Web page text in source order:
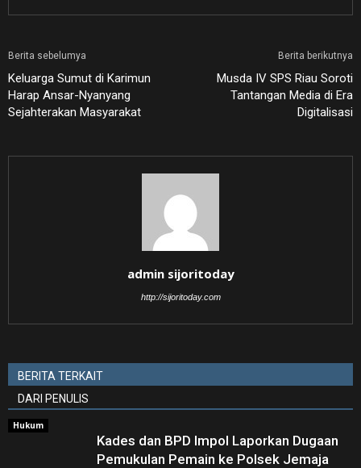
Berita sebelumya
Keluarga Sumut di Karimun
Harap Ansar-Nyanyang
Sejahterakan Masyarakat
Berita berikutnya
Musda IV SPS Riau Soroti
Tantangan Media di Era
Digitalisasi
admin sijoritoday
http://sijoritoday.com
BERITA TERKAIT
DARI PENULIS
Hukum
Kades dan BPD Impol Laporkan Dugaan
Pemukulan Pemain ke Polsek Jemaja